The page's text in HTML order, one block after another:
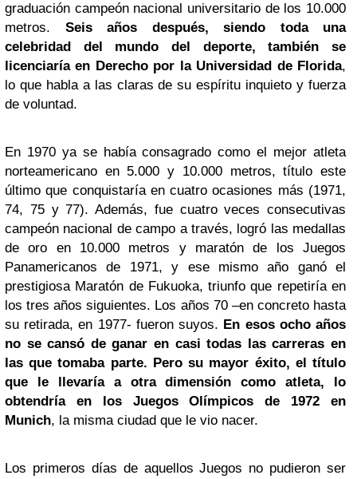
graduación campeón nacional universitario de los 10.000
metros. Seis años después, siendo toda una
celebridad del mundo del deporte, también se
licenciaría en Derecho por la Universidad de Florida,
lo que habla a las claras de su espíritu inquieto y fuerza
de voluntad.
En 1970 ya se había consagrado como el mejor atleta
norteamericano en 5.000 y 10.000 metros, título este
último que conquistaría en cuatro ocasiones más (1971,
74, 75 y 77). Además, fue cuatro veces consecutivas
campeón nacional de campo a través, logró las medallas
de oro en 10.000 metros y maratón de los Juegos
Panamericanos de 1971, y ese mismo año ganó el
prestigiosa Maratón de Fukuoka, triunfo que repetiría en
los tres años siguientes. Los años 70 –en concreto hasta
su retirada, en 1977- fueron suyos. En esos ocho años
no se cansó de ganar en casi todas las carreras en
las que tomaba parte. Pero su mayor éxito, el título
que le llevaría a otra dimensión como atleta, lo
obtendría en los Juegos Olímpicos de 1972 en
Munich, la misma ciudad que le vio nacer.
Los primeros días de aquellos Juegos no pudieron ser